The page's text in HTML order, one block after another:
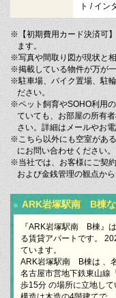
ト / イン
※【初期費用カード決済可
ます。
※写真や間取り図が現状と
※掲載している物件が万が
※駐車場、バイク置場、駐
ださい。
※ペット飼育やSOHO利用
ていても、お部屋の所有
さい。詳細はメールやお
※こちら以外にも空室があ
にお問い合わせください。
※当社では、お客様にご契
および金銭管理の観点か
ARK岩塚駅南 B棟な
『ARK岩塚駅南 B棟』
る賃貸アパートです。
ています。
ARK岩塚駅南 B棟は 、
名古屋市営地下鉄東山線
歩15分 の場所に立地して